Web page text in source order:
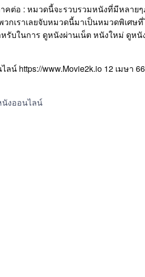
ต่อ : หมวดนี้จะรวบรวมหนังที่มีหลายๆ
กเราเลยจับหมวดนี้มาเป็นหมวดพิเศษ
บในการ ดูหนังผ่านเน็ต หนังใหม่ ดูหนัง
น์ https://www.Movie2k.io 12 เมษา
งออนไลน์